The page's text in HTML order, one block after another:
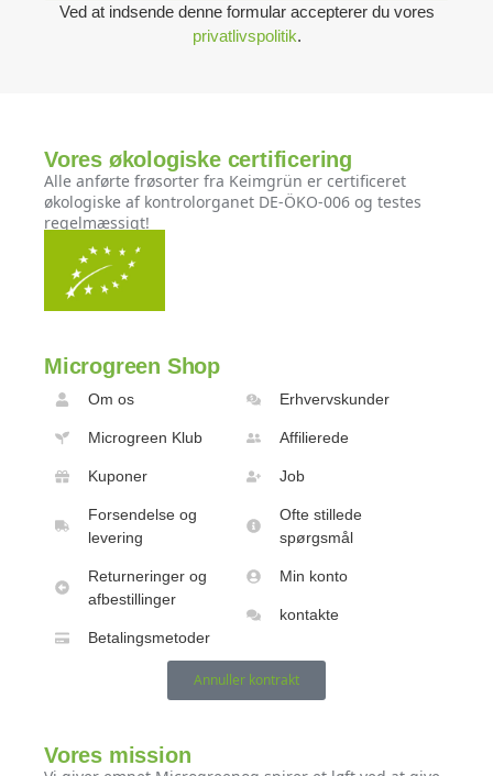
Ved at indsende denne formular accepterer du vores
privatlivspolitik.
Vores økologiske certificering
Alle anførte frøsorter fra Keimgrün er certificeret
økologiske af kontrolorganet DE-ÖKO-006 og testes
regelmæssigt!
Microgreen Shop
Om os
Microgreen Klub
Kuponer
Forsendelse og
levering
Returneringer og
afbestillinger
Betalingsmetoder
Erhvervskunder
Affilierede
Job
Ofte stillede
spørgsmål
Min konto
kontakte
Annuller kontrakt
Vores mission